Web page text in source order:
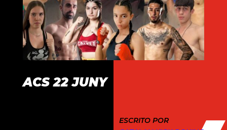
ACS 22 JUNY
ESCRITO POR